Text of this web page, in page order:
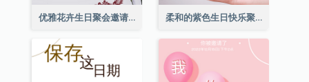
优雅花卉生日聚会邀请函 柔和的紫色生日快乐聚会请柬